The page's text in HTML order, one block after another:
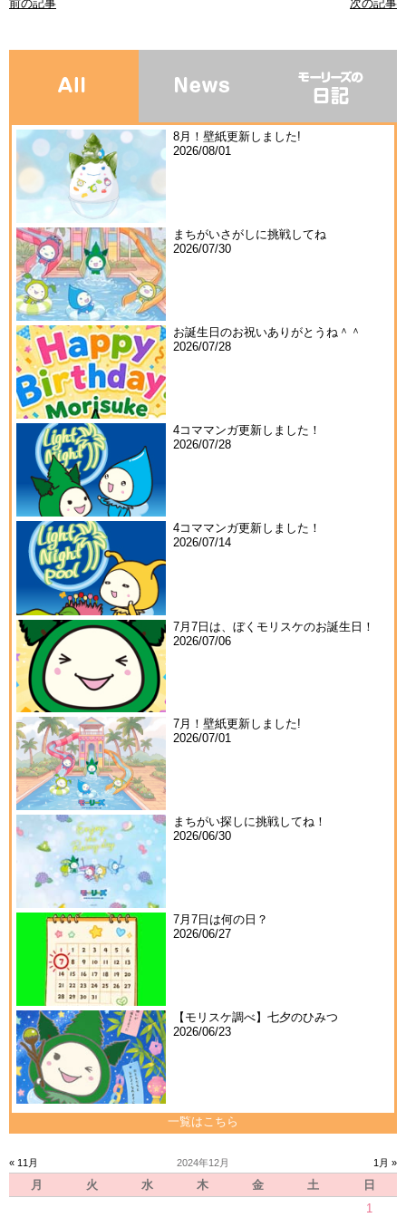
前の記事 次の記事
8月！壁紙更新しました!
2026/08/01
まちがいさがしに挑戦してね
2026/07/30
お誕生日のお祝いありがとうね＾＾
2026/07/28
4コママンガ更新しました！
2026/07/28
4コママンガ更新しました！
2026/07/14
7月7日は、ぼくモリスケのお誕生日！
2026/07/06
7月！壁紙更新しました!
2026/07/01
まちがい探しに挑戦してね！
2026/06/30
7月7日は何の日？
2026/06/27
【モリスケ調べ】七夕のひみつ
2026/06/23
一覧はこちら
« 11月 2024年12月 1月 »
月 火 水 木 金 土
日
1